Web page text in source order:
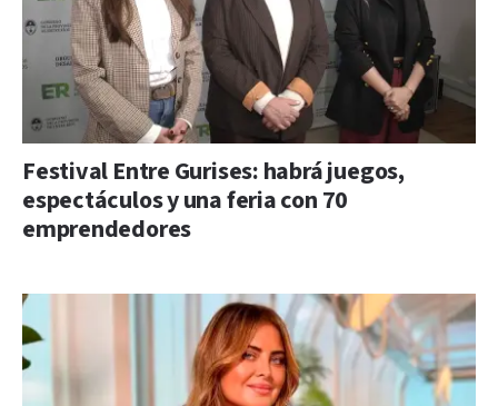
Festival Entre Gurises: habrá juegos,
espectáculos y una feria con 70
emprendedores